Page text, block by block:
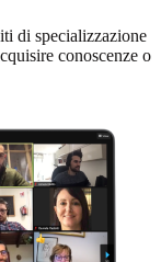
di specializzazione
conoscenze o